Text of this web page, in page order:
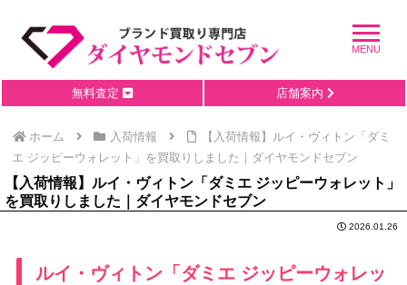
無料査定 店舗案内
ホーム 入荷情報
【入荷情報】ルイ・ヴィトン「ダミ
エ ジッピーウォレット」を買取りしました｜ダイヤモンドセブン
【入荷情報】ルイ・ヴィトン「ダミエ ジッピーウォレット」
を買取りしました｜ダイヤモンドセブン
2026.01.26
ルイ・ヴィトン「ダミエ ジッピーウォレッ